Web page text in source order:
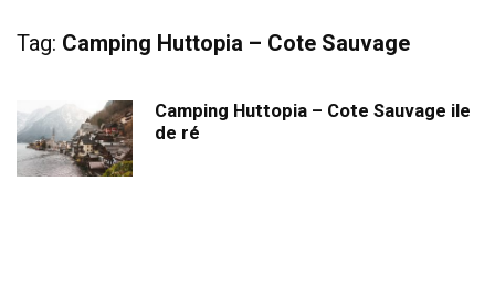
Tag: Camping Huttopia – Cote Sauvage
Camping Huttopia – Cote Sauvage ile
de ré